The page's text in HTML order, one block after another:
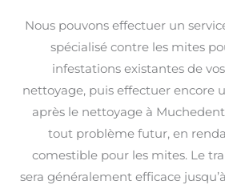
Nous pouvons effectuer un
spécialisé contre les mites
infestations existantes de
nettoyage, puis effectuer encore
après le nettoyage à
tout problème futur, en
comestible pour les mites. Le
sera généralement efficace